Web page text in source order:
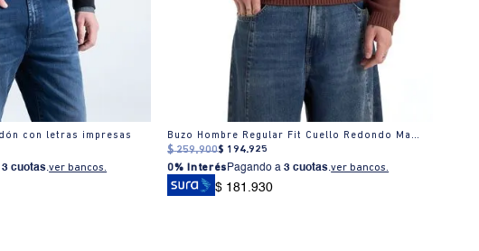
con letras impresas
3 cuotas.ver bancos.
Buzo Hombre Regular Fit Cuello Redondo Manga Larga Algodón
$ 259.900$ 194.925
0% Interés Pagando a3 cuotas.ver bancos.
$ 181.930